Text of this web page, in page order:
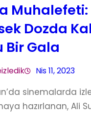
Muhalefeti:
Dozda
Bir Gala
Nis 11, 2023
sinemalarda
hazırlanan, Ali